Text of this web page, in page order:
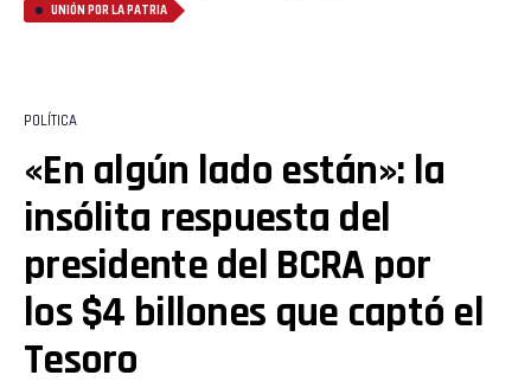
UNIÓN POR LA PATRIA
POLÍTICA
«En algún lado están»: la
insólita respuesta del
presidente del BCRA por
los $4 billones que captó el
Tesoro